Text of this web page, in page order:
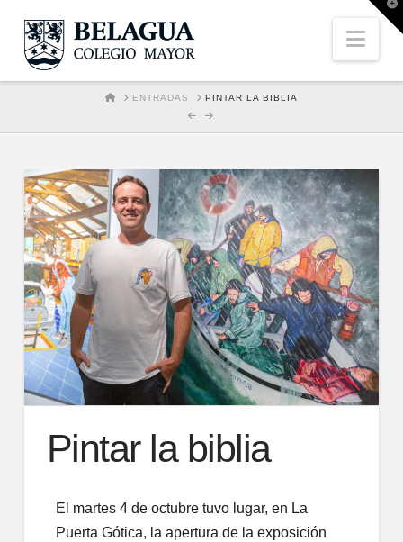
HOMEENTRADAS PINTAR LA BIBLIA
Pintar la biblia
El martes 4 de octubre tuvo lugar, en La
Puerta Gótica, la apertura de la exposición